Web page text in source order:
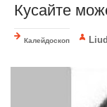
Кусайте
Калейдоскоп